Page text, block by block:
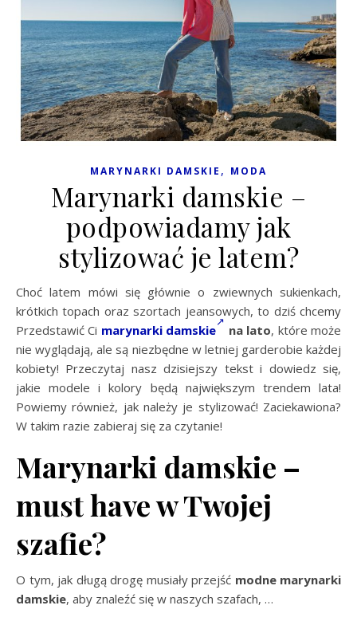
MARYNARKI DAMSKIE , MODA
Marynarki damskie –
podpowiadamy jak
stylizować je latem?
Choć latem mówi się głównie o zwiewnych sukienkach,
krótkich topach oraz szortach jeansowych, to dziś chcemy
Przedstawić Ci marynarki damskie na lato, które może
nie wyglądają, ale są niezbędne w letniej garderobie każdej
kobiety! Przeczytaj nasz dzisiejszy tekst i dowiedz się,
jakie modele i kolory będą największym trendem lata!
Powiemy również, jak należy je stylizować! Zaciekawiona?
W takim razie zabieraj się za czytanie!
Marynarki damskie –
must have w Twojej
szafie?
O tym, jak długą drogę musiały przejść modne marynarki
damskie, aby znaleźć się w naszych szafach, …